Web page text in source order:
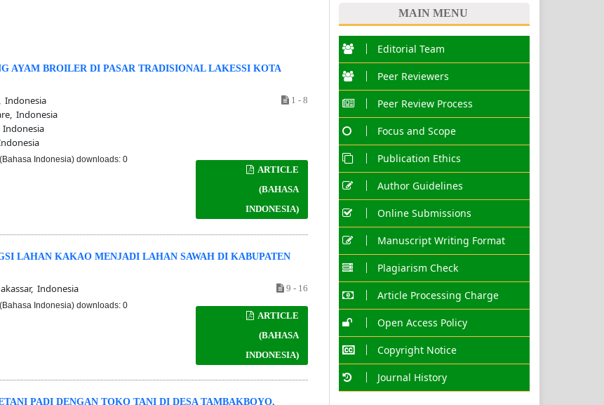
AYAM BROILER DI PASAR TRADISIONAL LAKESSI KOTA
Indonesia
Indonesia
Indonesia
1 - 8
ARTICLE
(BAHASA
INDONESIA)
Indonesia) downloads: 0
LAHAN KAKAO MENJADI LAHAN SAWAH DI KABUPATEN
Indonesia 9 - 16
ARTICLE
(BAHASA
INDONESIA)
Indonesia) downloads: 0
PADI DENGAN TOKO TANI DI DESA TAMBAKBOYO,
MAIN MENU
Editorial Team
Peer Reviewers
Peer Review Process
Focus and Scope
Publication Ethics
Author Guidelines
Online Submissions
Manuscript Writing Format
Plagiarism Check
Article Processing Charge
Open Access Policy
Copyright Notice
Journal History